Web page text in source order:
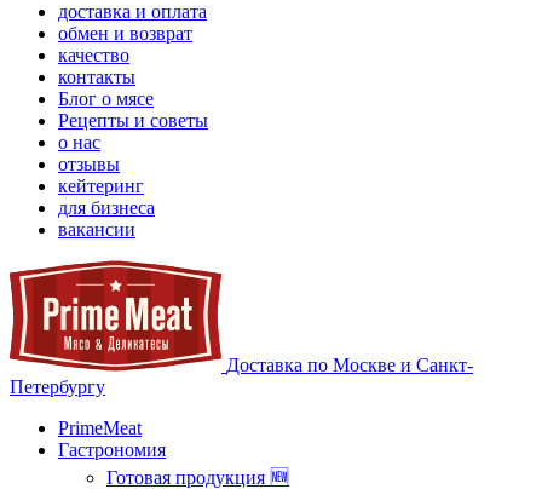
доставка и оплата
обмен и возврат
качество
контакты
Блог о мясе
Рецепты и советы
о нас
отзывы
кейтеринг
для бизнеса
вакансии
Доставка по Москве и Санкт-
Петербургу
PrimeMeat
Гастрономия
Готовая продукция 🆕